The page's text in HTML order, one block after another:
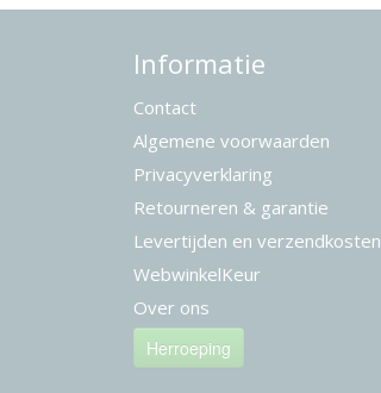
Informatie
Contact
Algemene voorwaarden
Privacyverklaring
Retourneren & garantie
Levertijden en verzendkosten
WebwinkelKeur
Over ons
Herroeping